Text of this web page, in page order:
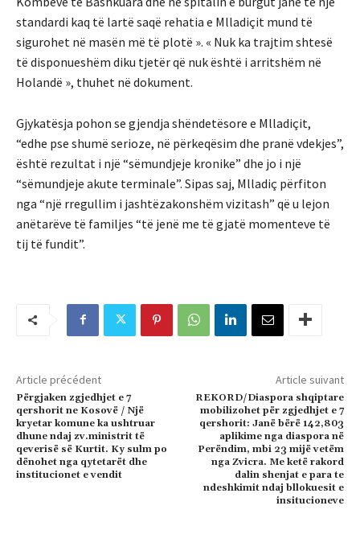
standardi kaq të lartë saqë rehatia e Mlladiçit mund të
sigurohet në masën më të plotë ». « Nuk ka trajtim shtesë
të disponueshëm diku tjetër që nuk është i arritshëm në
Holandë », thuhet në dokument.
Gjykatësja pohon se gjendja shëndetësore e Mlladiçit,
“edhe pse shumë serioze, në përkeqësim dhe pranë vdekjes”,
është rezultat i një “sëmundjeje kronike” dhe jo i një
“sëmundjeje akute terminale”. Sipas saj, Mlladiç përfiton
nga “një rregullim i jashtëzakonshëm vizitash” që u lejon
anëtarëve të familjes “të jenë me të gjatë momenteve të
tij të fundit”.
Article précédent
Përgjaken zgjedhjet e 7
qershorit ne Kosovë / Një
kryetar komune ka ushtruar
dhune ndaj zv.ministrit të
qeverisë së Kurtit. Ky sulm po
dënohet nga qytetarët dhe
institucionet e vendit
Article suivant
REKORD/Diaspora shqiptare
mobilizohet për zgjedhjet e 7
qershorit: Janë bërë 142,803
aplikime nga diaspora në
Perëndim, mbi 23 mijë vetëm
nga Zvicra. Me ketë rakord
dalin shenjat e para te
ndeshkimit ndaj bllokuesit e
insitucioneve